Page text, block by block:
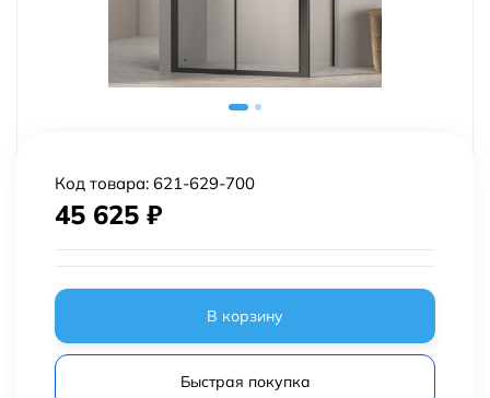
Код товара: 621-629-700
45 625 ₽
В корзину
Быстрая покупка